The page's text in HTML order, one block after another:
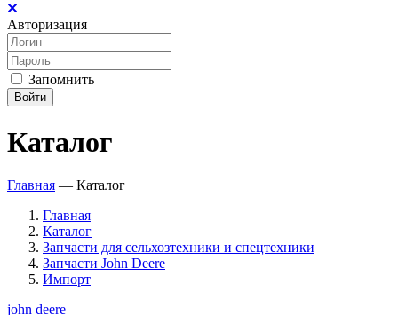
Авторизация
Запомнить
Войти
Каталог
Главная — Каталог
Главная
Каталог
Запчасти для сельхозтехники и спецтехники
Запчасти John Deere
Импорт
john deere